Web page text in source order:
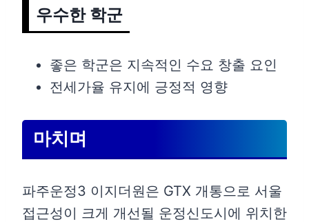
우수한 학군
좋은 학군은 지속적인 수요 창출 요인
전세가율 유지에 긍정적 영향
마치며
파주운정3 이지더원은 GTX 개통으로 서울
접근성이 크게 개선될 운정신도시에 위치한